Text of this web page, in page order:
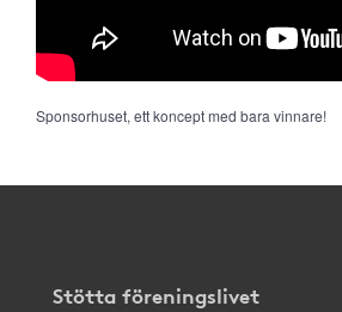
Sponsorhuset, ett koncept med bara vinnare!
Stötta föreningslivet